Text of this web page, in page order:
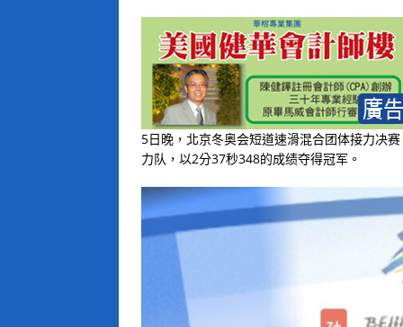
5日晚，北京冬奥会短道速滑混合团体接力决
力队，以2分37秒348的成绩夺得冠军。